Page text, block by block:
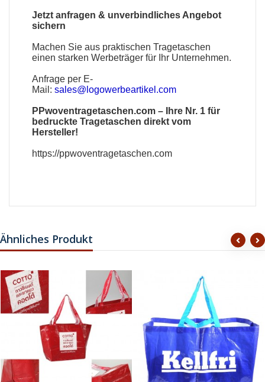
Jetzt anfragen & unverbindliches Angebot
sichern
Machen Sie aus praktischen Tragetaschen
einen starken Werbeträger für Ihr Unternehmen.
Anfrage per E-
Mail:sales@logowerbeartikel.com
PPwoventragetaschen.com – Ihre Nr. 1 für
bedruckte Tragetaschen direkt vom
Hersteller!
https://ppwoventragetaschen.com
Ähnliches Produkt